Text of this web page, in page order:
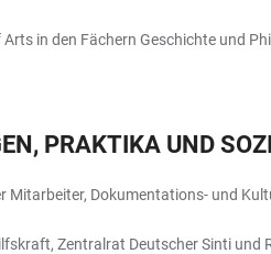
in den Fächern Geschichte und
PRAKTIKA UND
Mitarbeiter, Dokumentations- und
Zentralrat Deutscher Sinti und